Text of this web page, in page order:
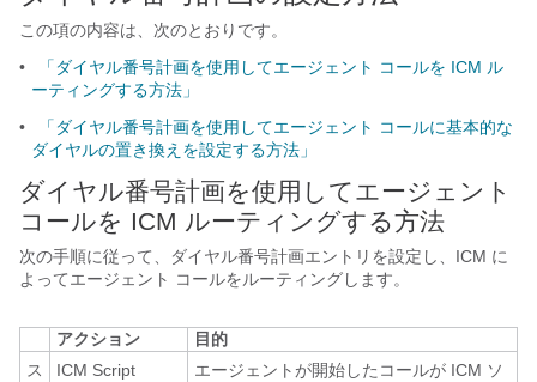
この項の内容は、次のとおりです。
•
「ダイヤル番号計画を使用してエージェント コールを ICM ル
ーティングする方法」
•
「ダイヤル番号計画を使用してエージェント コールに基本的な
ダイヤルの置き換えを設定する方法」
ダイヤル番号計画を使用してエージェント
コールを ICM ルーティングする方法
次の手順に従って、ダイヤル番号計画エントリを設定し、ICM に
よってエージェント コールをルーティングします。
アクション
目的
ス
ICM Script
エージェントが開始したコールが ICM ソ